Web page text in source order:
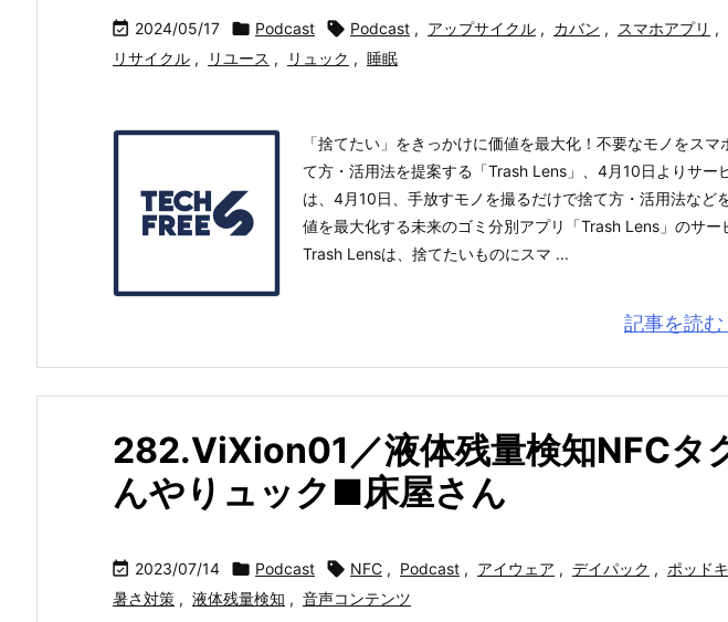
 2024/05/17  Podcast  Podcast , アップサイクル , カバン , スマホアプリ ,
リサイクル , リユース , リュック , 睡眠
「捨てたい」をきっかけに価値を最大化！不要なモノをス
て方・活用法を提案する「Trash Lens」、4月10日よりサー
は、4月10日、手放すモノを撮るだけで捨て方・活用法など
値を最大化する未来のゴミ分別アプリ「Trash Lens」のサー
Trash Lensは、捨てたいものにスマ ...
記事を読む
282.ViXion01／液体残量検知NFCタ
んやりュック■床屋さん
 2023/07/14  Podcast  NFC , Podcast , アイウェア , デイパック , ポッド
暑さ対策 , 液体残量検知 , 音声コンテンツ